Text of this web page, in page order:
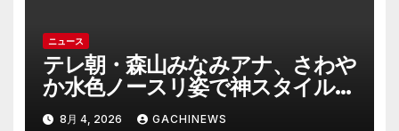
ニュース
テレ朝・森山みなみアナ、さわや
か水色ノースリ姿で神スタイル炸
裂 「爽やかで可愛い」「最上級
8月 4, 2026 GACHINEWS